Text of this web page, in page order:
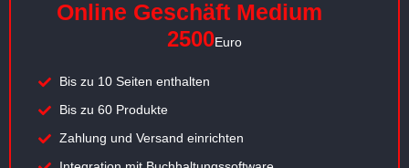
Online Geschäft Medium
2500Euro
Bis zu 10 Seiten enthalten
Bis zu 60 Produkte
Zahlung und Versand einrichten